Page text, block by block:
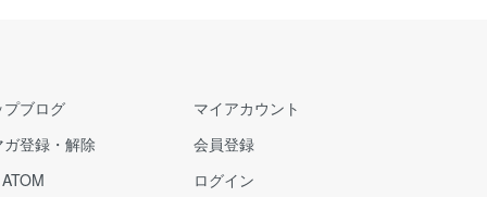
プブログ
ガ登録・解除
ATOM
マイアカウント
会員登録
ログイン